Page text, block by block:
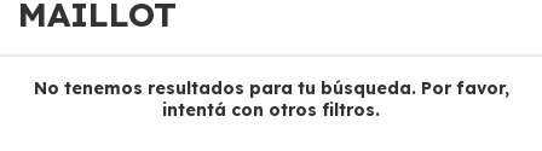
MAILLOT
No tenemos resultados para tu búsqueda. Por favor,
intentá con otros filtros.